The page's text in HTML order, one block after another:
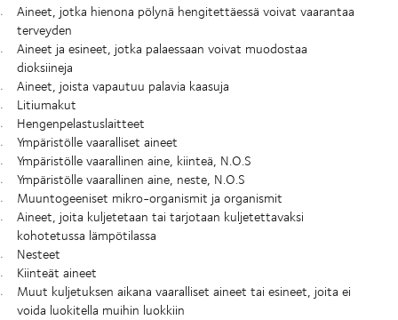
Aineet, jotka hienona pölynä hengitettäessä voivat vaarantaa
terveyden
Aineet ja esineet, jotka palaessaan voivat muodostaa
dioksiineja
Aineet, joista vapautuu palavia kaasuja
Litiumakut
Hengenpelastuslaitteet
Ympäristölle vaaralliset aineet
Ympäristölle vaarallinen aine, kiinteä, N.O.S
Ympäristölle vaarallinen aine, neste, N.O.S
Muuntogeeniset mikro-organismit ja organismit
Aineet, joita kuljetetaan tai tarjotaan kuljetettavaksi
kohotetussa lämpötilassa
Nesteet
Kiinteät aineet
Muut kuljetuksen aikana vaaralliset aineet tai esineet, joita ei
voida luokitella muihin luokkiin